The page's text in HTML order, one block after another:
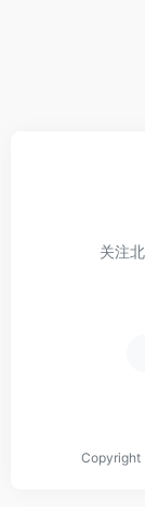
关注
Copyright